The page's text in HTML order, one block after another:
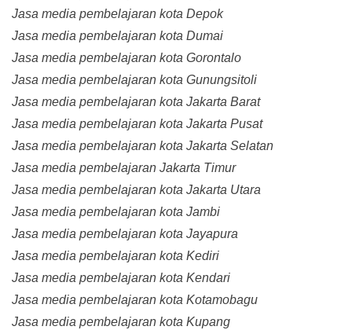
Jasa media pembelajaran kota Depok
Jasa media pembelajaran kota Dumai
Jasa media pembelajaran kota Gorontalo
Jasa media pembelajaran kota Gunungsitoli
Jasa media pembelajaran kota Jakarta Barat
Jasa media pembelajaran kota Jakarta Pusat
Jasa media pembelajaran kota Jakarta Selatan
Jasa media pembelajaran Jakarta Timur
Jasa media pembelajaran kota Jakarta Utara
Jasa media pembelajaran kota Jambi
Jasa media pembelajaran kota Jayapura
Jasa media pembelajaran kota Kediri
Jasa media pembelajaran kota Kendari
Jasa media pembelajaran kota Kotamobagu
Jasa media pembelajaran kota Kupang